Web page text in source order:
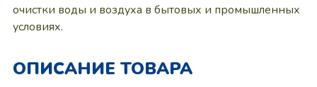
очистки воды и воздуха в бытовых и промышленных
условиях.
ОПИСАНИЕ ТОВАРА